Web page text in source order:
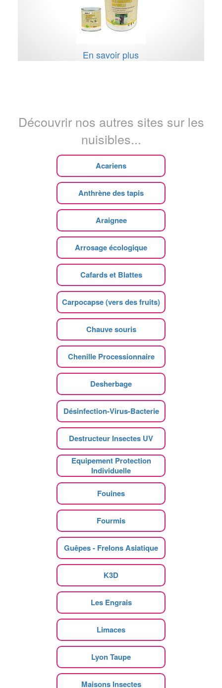
En savoir plus
Découvrir nos autres sites sur les
nuisibles...
Acariens
Anthrène des tapis
Araignee
Arrosage écologique
Cafards et Blattes
Carpocapse (vers des fruits)
Chauve souris
Chenille Processionnaire
Desherbage
Désinfection-Virus-Bacterie
Destructeur Insectes UV
Equipement Protection
Individuelle
Fouines
Fourmis
Guêpes - Frelons Asiatique
K3D
Les Engrais
Limaces
Lyon Taupe
Maisons Insectes